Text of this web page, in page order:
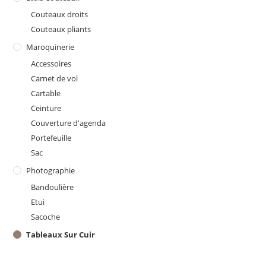
Couteaux droits
Couteaux pliants
Maroquinerie
Accessoires
Carnet de vol
Cartable
Ceinture
Couverture d'agenda
Portefeuille
Sac
Photographie
Bandoulière
Etui
Sacoche
Tableaux Sur Cuir